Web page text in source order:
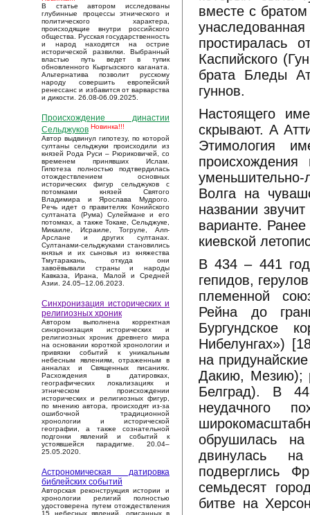
В статье автором исследованы
глубинные процессы этнического и
политического характера,
происходящие внутри российского
общества. Русская государственность
и народ находятся на острие
исторической развилки. Выбранный
властью путь ведет в тупик
обновленного Кыргызского каганата.
Альтернатива позволит русскому
народу совершить европейский
ренессанс и избавится от варварства
и дикости. 26.08-06.09.2025.
Происхождение династии
Сельджуков Новинка!!!
Автор выдвинул гипотезу, по которой
султаны сельджуки происходили из
князей Рода Руси – Рюриковичей, со
временем принявших Ислам.
Гипотеза полностью подтвердилась
отождествлением основных
исторических фигур сельджуков с
потомками князей Святого
Владимира и Ярослава Мудрого.
Речь идет о правителях Конийского
султаната (Рума) Сулеймане и его
потомках, а также Токаке, Сельджуке,
Микаиле, Исраиле, Тогруле, Алп-
Арслане и других султанах.
Султанами-сельджуками становились
князья и их сыновья из княжества
Тмутаракань, откуда они
завоёвывали страны и народы
Кавказа, Ирана, Малой и Средней
Азии. 24.05–12.06.2023.
Синхронизация исторических и
религиозных хроник
Автором выполнена корректная
синхронизация исторических и
религиозных хроник древнего мира
на основании короткой хронологии и
привязки событий к уникальным
небесным явлениям, отраженным в
анналах и Священных писаниях.
Расхождения в датировках,
географических локализациях и
этническом происхождении
исторических и религиозных фигур,
по мнению автора, происходят из-за
ошибочной традиционной
хронологии и исторической
географии, а также сознательной
подгонки явлений и событий к
устоявшейся парадигме. 20.04–
25.05.2020.
Астрономическая датировка
библейских событий
Авторская реконструкция истории и
хронологии религий полностью
удостоверена путем отождествления
15 небесных явлений, описанных в
вместе с
простиралась
Каспийского
брата Бледы
гуннов.
Настоящего
скрывают. А
Этимология
Волга на
названии
варианте. Ранее
киевской
В 434 – 441
гепидов,
племенной
Рейна до
Бургундское
Нибелунгах»)
на
Дакию, Мезию);
Белград). В
неудачного
обрушилась
двинулась на
подверглись
семьдесят
битве на